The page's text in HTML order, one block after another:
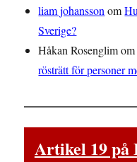
liam johansson om
Sverige?
Håkan Rosenglim
rösträtt för personer
Artikel 19 på